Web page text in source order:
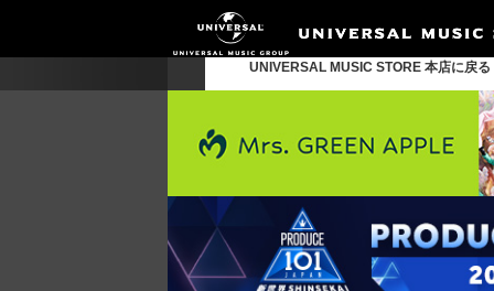
UNIVERSAL MUSIC STORE 本店に戻